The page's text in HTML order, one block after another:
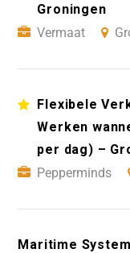
Groningen
Vermaat
Flexibele
Werken
per dag) –
Pepperminds
Maritime